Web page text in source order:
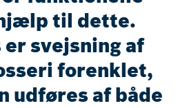
til dette.
svejsning af
forenklet,
udføres af både